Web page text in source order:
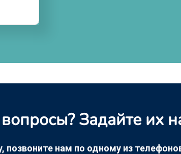
Задайте их
нам по одному из